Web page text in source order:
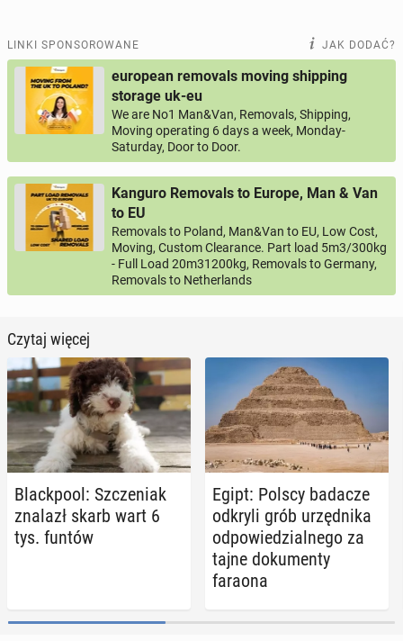
LINKI SPONSOROWANE JAK DODAĆ?
european removals moving shipping
storage uk-eu
We are No1 Man&Van, Removals, Shipping,
Moving operating 6 days a week, Monday-
Saturday, Door to Door.
Kanguro Removals to Europe, Man & Van
to EU
Removals to Poland, Man&Van to EU, Low Cost,
Moving, Custom Clearance. Part load 5m3/300kg
- Full Load 20m31200kg, Removals to Germany,
Removals to Netherlands
Czytaj więcej
Black­po­ol: Szcze­niak
znalazł skarb wart 6
tys. funtów
Egipt: Polscy badacze
odkryli grób urzęd­ni­ka
od­po­wie­dzial­ne­go za
tajne do­ku­men­ty
faraona